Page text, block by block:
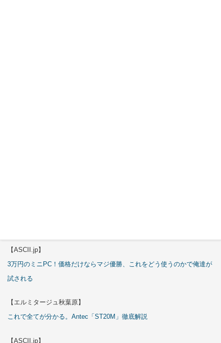
【ASCII.jp】
3万円のミニPC！価格だけならマジ優勝、これをどう使うのかで俺達が
試される
【エルミタージュ秋葉原】
これで全てが分かる。Antec「ST20M」徹底解説
【ASCII.jp】